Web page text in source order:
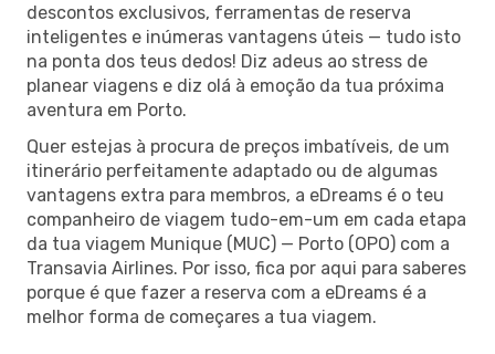
descontos exclusivos, ferramentas de reserva
inteligentes e inúmeras vantagens úteis — tudo isto
na ponta dos teus dedos! Diz adeus ao stress de
planear viagens e diz olá à emoção da tua próxima
aventura em Porto.
Quer estejas à procura de preços imbatíveis, de um
itinerário perfeitamente adaptado ou de algumas
vantagens extra para membros, a eDreams é o teu
companheiro de viagem tudo-em-um em cada etapa
da tua viagem Munique (MUC) — Porto (OPO) com a
Transavia Airlines. Por isso, fica por aqui para saberes
porque é que fazer a reserva com a eDreams é a
melhor forma de começares a tua viagem.